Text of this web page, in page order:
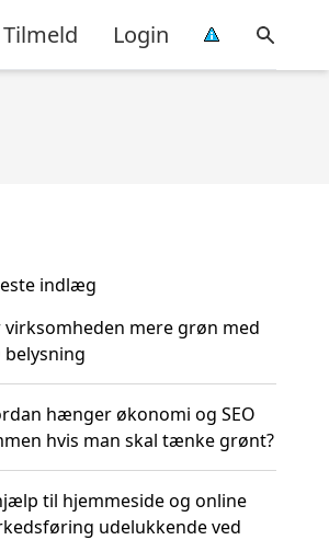
Tilmeld Login
indlæg
virksomheden mere grøn med
belysning
hænger økonomi og SEO
hvis man skal tænke grønt?
til hjemmeside og online
udelukkende ved